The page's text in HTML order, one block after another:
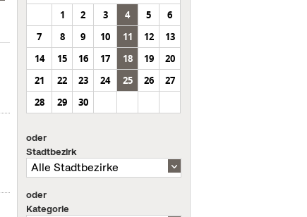
1
2 3 4 5
6
7
8 9 10 11 12
13
14
15 16 17 18 19
20
21
22 23 24 25 26
27
28
29 30
oder
Stadtbezirk
oder
Kategorie